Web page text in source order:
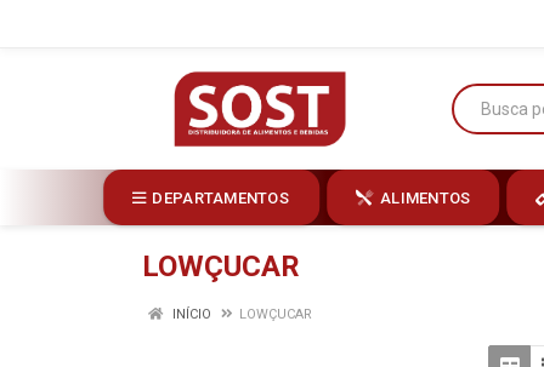
DEPARTAMENTOS ALIMENTOS
LOWÇUCAR
INÍCIO LOWÇUCAR